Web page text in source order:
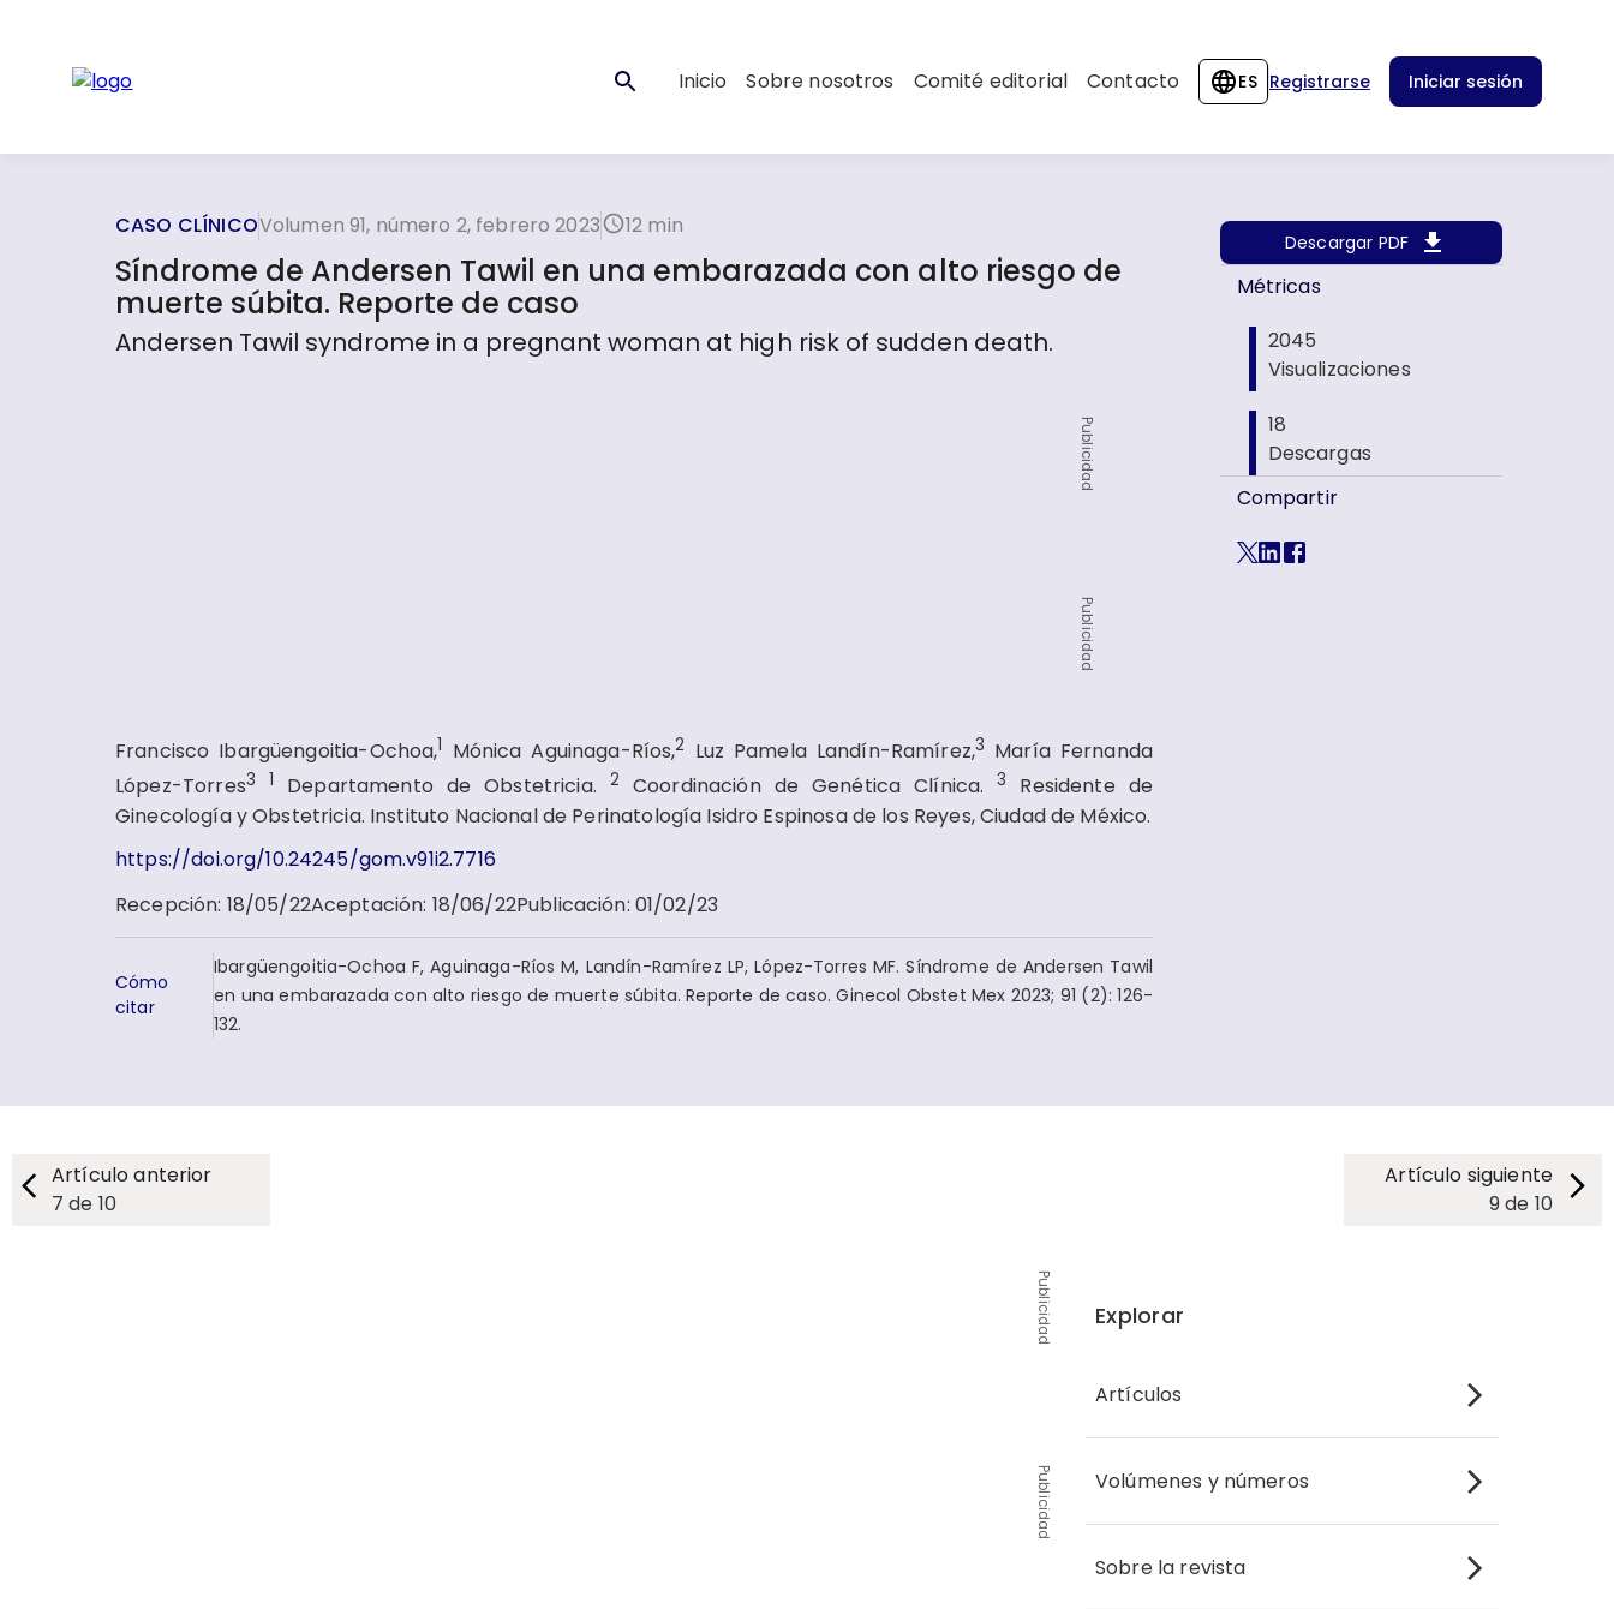
Inicio Sobre nosotros Comité editorial Contacto ES Registrarse Iniciar sesión
CASO CLÍNICOVolumen 91, número 2, febrero 2023 12 min
Síndrome de Andersen Tawil en una embarazada con alto riesgo de
muerte súbita. Reporte de caso
Andersen Tawil syndrome in a pregnant woman at high risk of sudden death.
Publicidad
Publicidad
Francisco Ibargüengoitia-Ochoa,1 Mónica Aguinaga-Ríos,2 Luz Pamela Landín-Ramírez,3 María Fernanda
López-Torres3 1 Departamento de Obstetricia. 2 Coordinación de Genética Clínica.3
Residente de
Ginecología y Obstetricia. Instituto Nacional de Perinatología Isidro Espinosa de los Reyes, Ciudad de México.
https://doi.org/10.24245/gom.v91i2.7716
Recepción: 18/05/22Aceptación: 18/06/22Publicación: 01/02/23
Cómo
citar
Ibargüengoitia-Ochoa F, Aguinaga-Ríos M, Landín-Ramírez LP, López-Torres MF. Síndrome de Andersen Tawil
en una embarazada con alto riesgo de muerte súbita. Reporte de caso. Ginecol Obstet Mex 2023; 91 (2): 126-
132.
Descargar PDF
Métricas
2045
Visualizaciones
18
Descargas
Compartir
Artículo anterior
7 de 10
Artículo siguiente
9de 10
Publicidad
Publicidad
Explorar
Artículos
Volúmenes y números
Sobre la revista